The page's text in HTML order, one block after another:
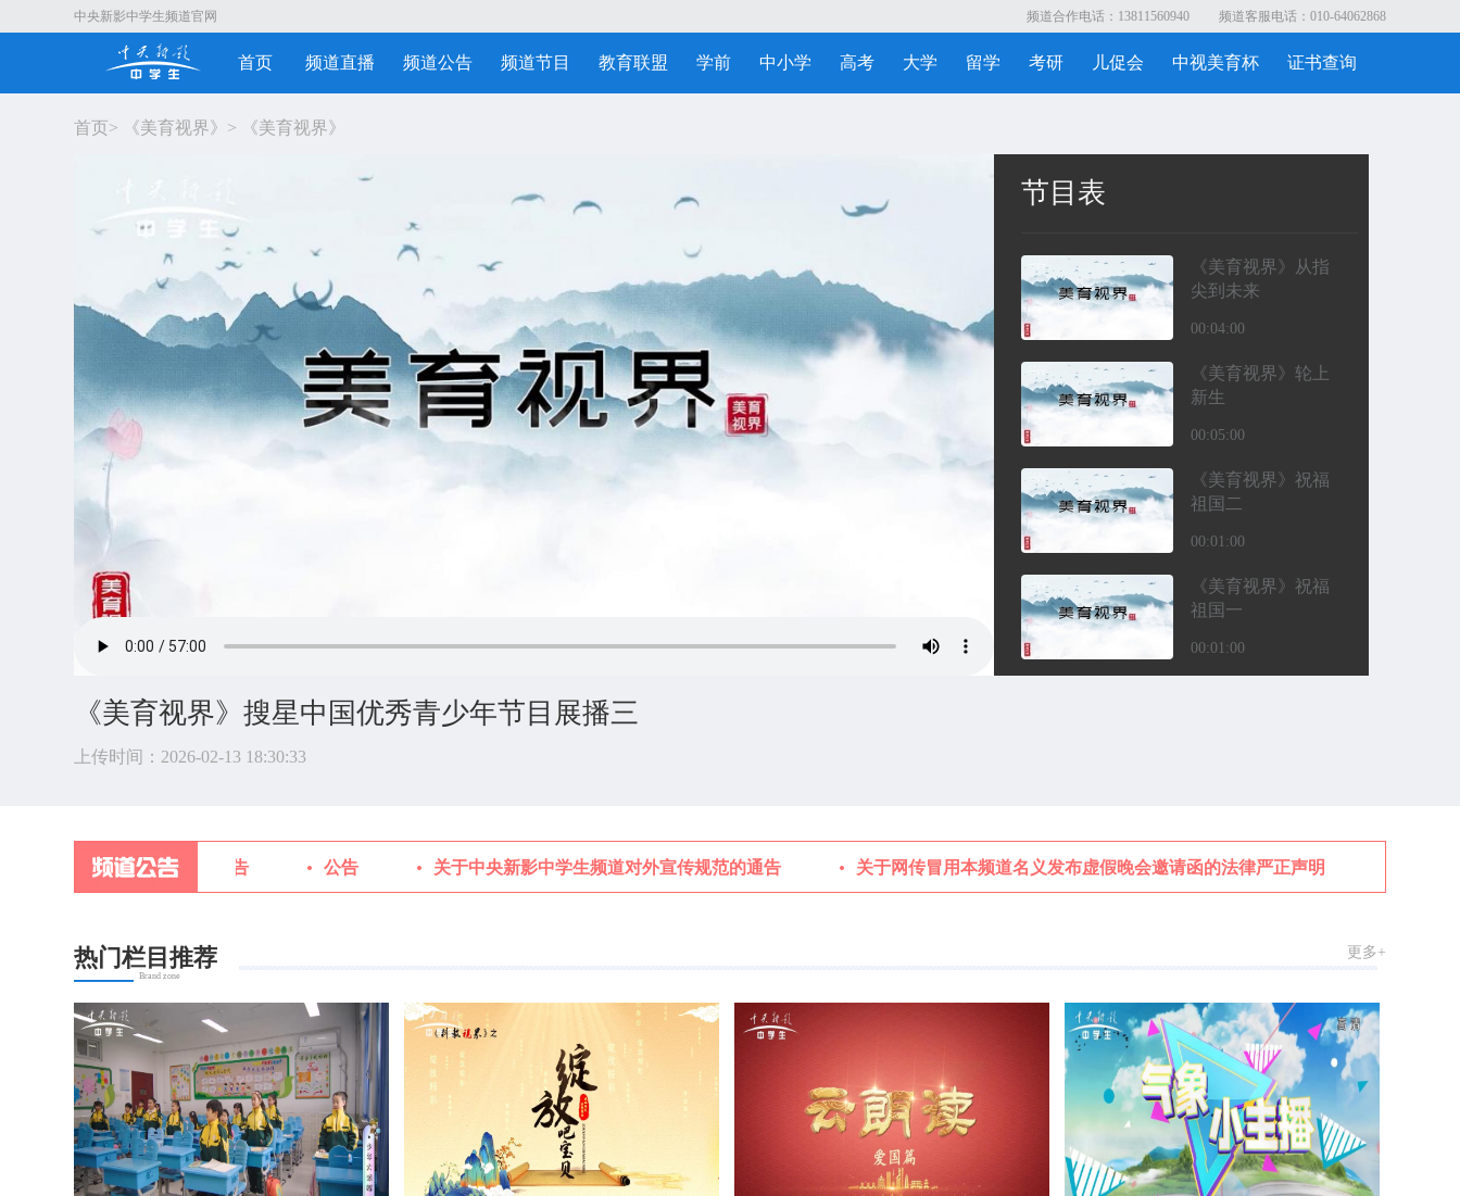
中央新影中学生频道官网 频道合作电话：13811560940 频道客服电话：010-64062868
首页 频道直播 频道公告 频道节目 教育联盟 学前 中小学 高考 大学 留学 考研 儿促会 中视美育杯 证书查询
首页> 《美育视界》 > 《美育视界》
节目表
《美育视界》从指
尖到未来
00:04:00
《美育视界》轮上
新生
00:05:00
《美育视界》祝福
祖国二
00:01:00
《美育视界》祝福
祖国一
00:01:00
欢晚会
00:37:00
《美育视界》搜星
中国优秀青少年节
目展播二
《美育视界》搜星
中国优秀青少年节
目展播一
《美育视界》搜星中国优秀青少年节目展播三
上传时间：2026-02-13 18:30:33
生频道对外宣传规范的通告 公告 关于中央新影中学生频道对外宣传规范的通告 关于网传冒用本频道名义发布虚假晚会邀请函的法律严正声明
热门栏目推荐
Brand zone
更多+